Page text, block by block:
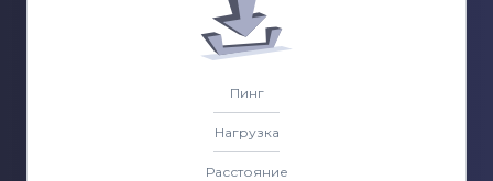
Пинг
Нагрузка
Расстояние